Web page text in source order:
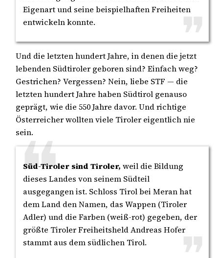
Eigenart und seine beispielhaften Freiheiten
entwickeln konnte.
Und die letzten hundert Jahre, in denen die jetzt
lebenden Südtiroler geboren sind? Einfach weg?
Gestrichen? Vergessen? Nein, liebe STF — die
letzten hundert Jahre haben Südtirol genauso
geprägt, wie die 550 Jahre davor. Und richtige
Österreicher wollten viele Tiroler eigentlich nie
sein.
Süd-Tiroler sind Tiroler, weil die Bildung
dieses Landes von seinem Südteil
ausgegangen ist. Schloss Tirol bei Meran hat
dem Land den Namen, das Wappen (Tiroler
Adler) und die Farben (weiß-rot) gegeben, der
größte Tiroler Freiheitsheld Andreas Hofer
stammt aus dem südlichen Tirol.